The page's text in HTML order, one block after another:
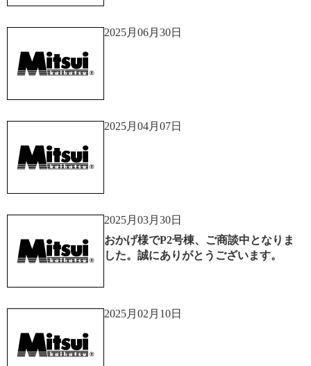
2025月06月30日
2025月04月07日
2025月03月30日
おかげ様でP2号棟、ご商談中となりま
した。誠にありがとうございます。
2025月02月10日